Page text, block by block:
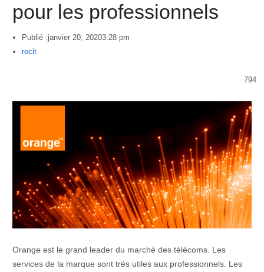
pour les professionnels
Publié :janvier 20, 20203:28 pm
Author
recit
794
Orange est le grand leader du marché des télécoms. Les
services de la marque sont très utiles aux professionnels. Les